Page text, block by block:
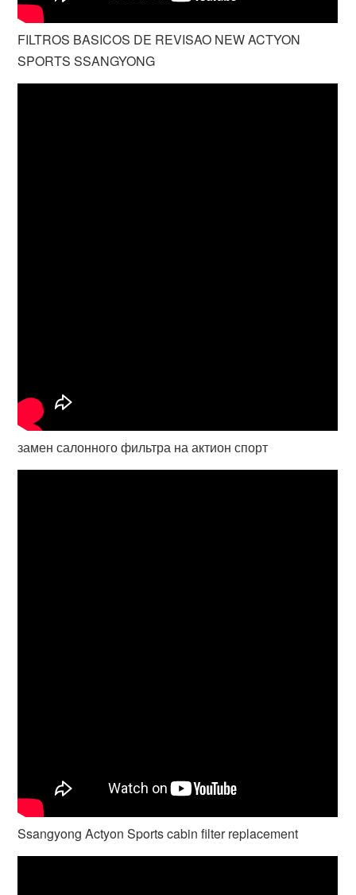
FILTROS BASICOS DE REVISAO NEW ACTYON
SPORTS SSANGYONG
замен салонного фильтра на актион спорт
Ssangyong Actyon Sports cabin filter replacement